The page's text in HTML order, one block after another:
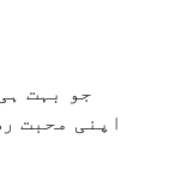
جو بہت
اپنی محبت